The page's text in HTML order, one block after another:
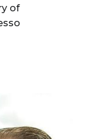
of